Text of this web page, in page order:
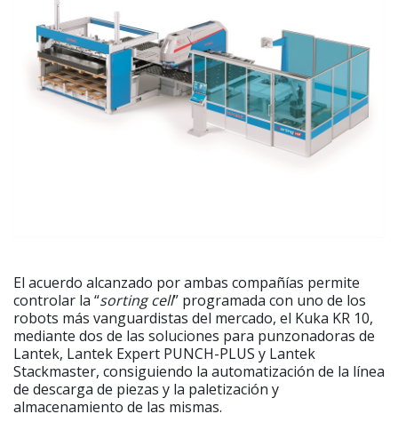
El acuerdo alcanzado por ambas compañías permite
controlar la “sorting cell” programada con uno de los
robots más vanguardistas del mercado, el Kuka KR 10,
mediante dos de las soluciones para punzonadoras de
Lantek, Lantek Expert PUNCH-PLUS y Lantek
Stackmaster, consiguiendo la automatización de la línea
de descarga de piezas y la paletización y
almacenamiento de las mismas.